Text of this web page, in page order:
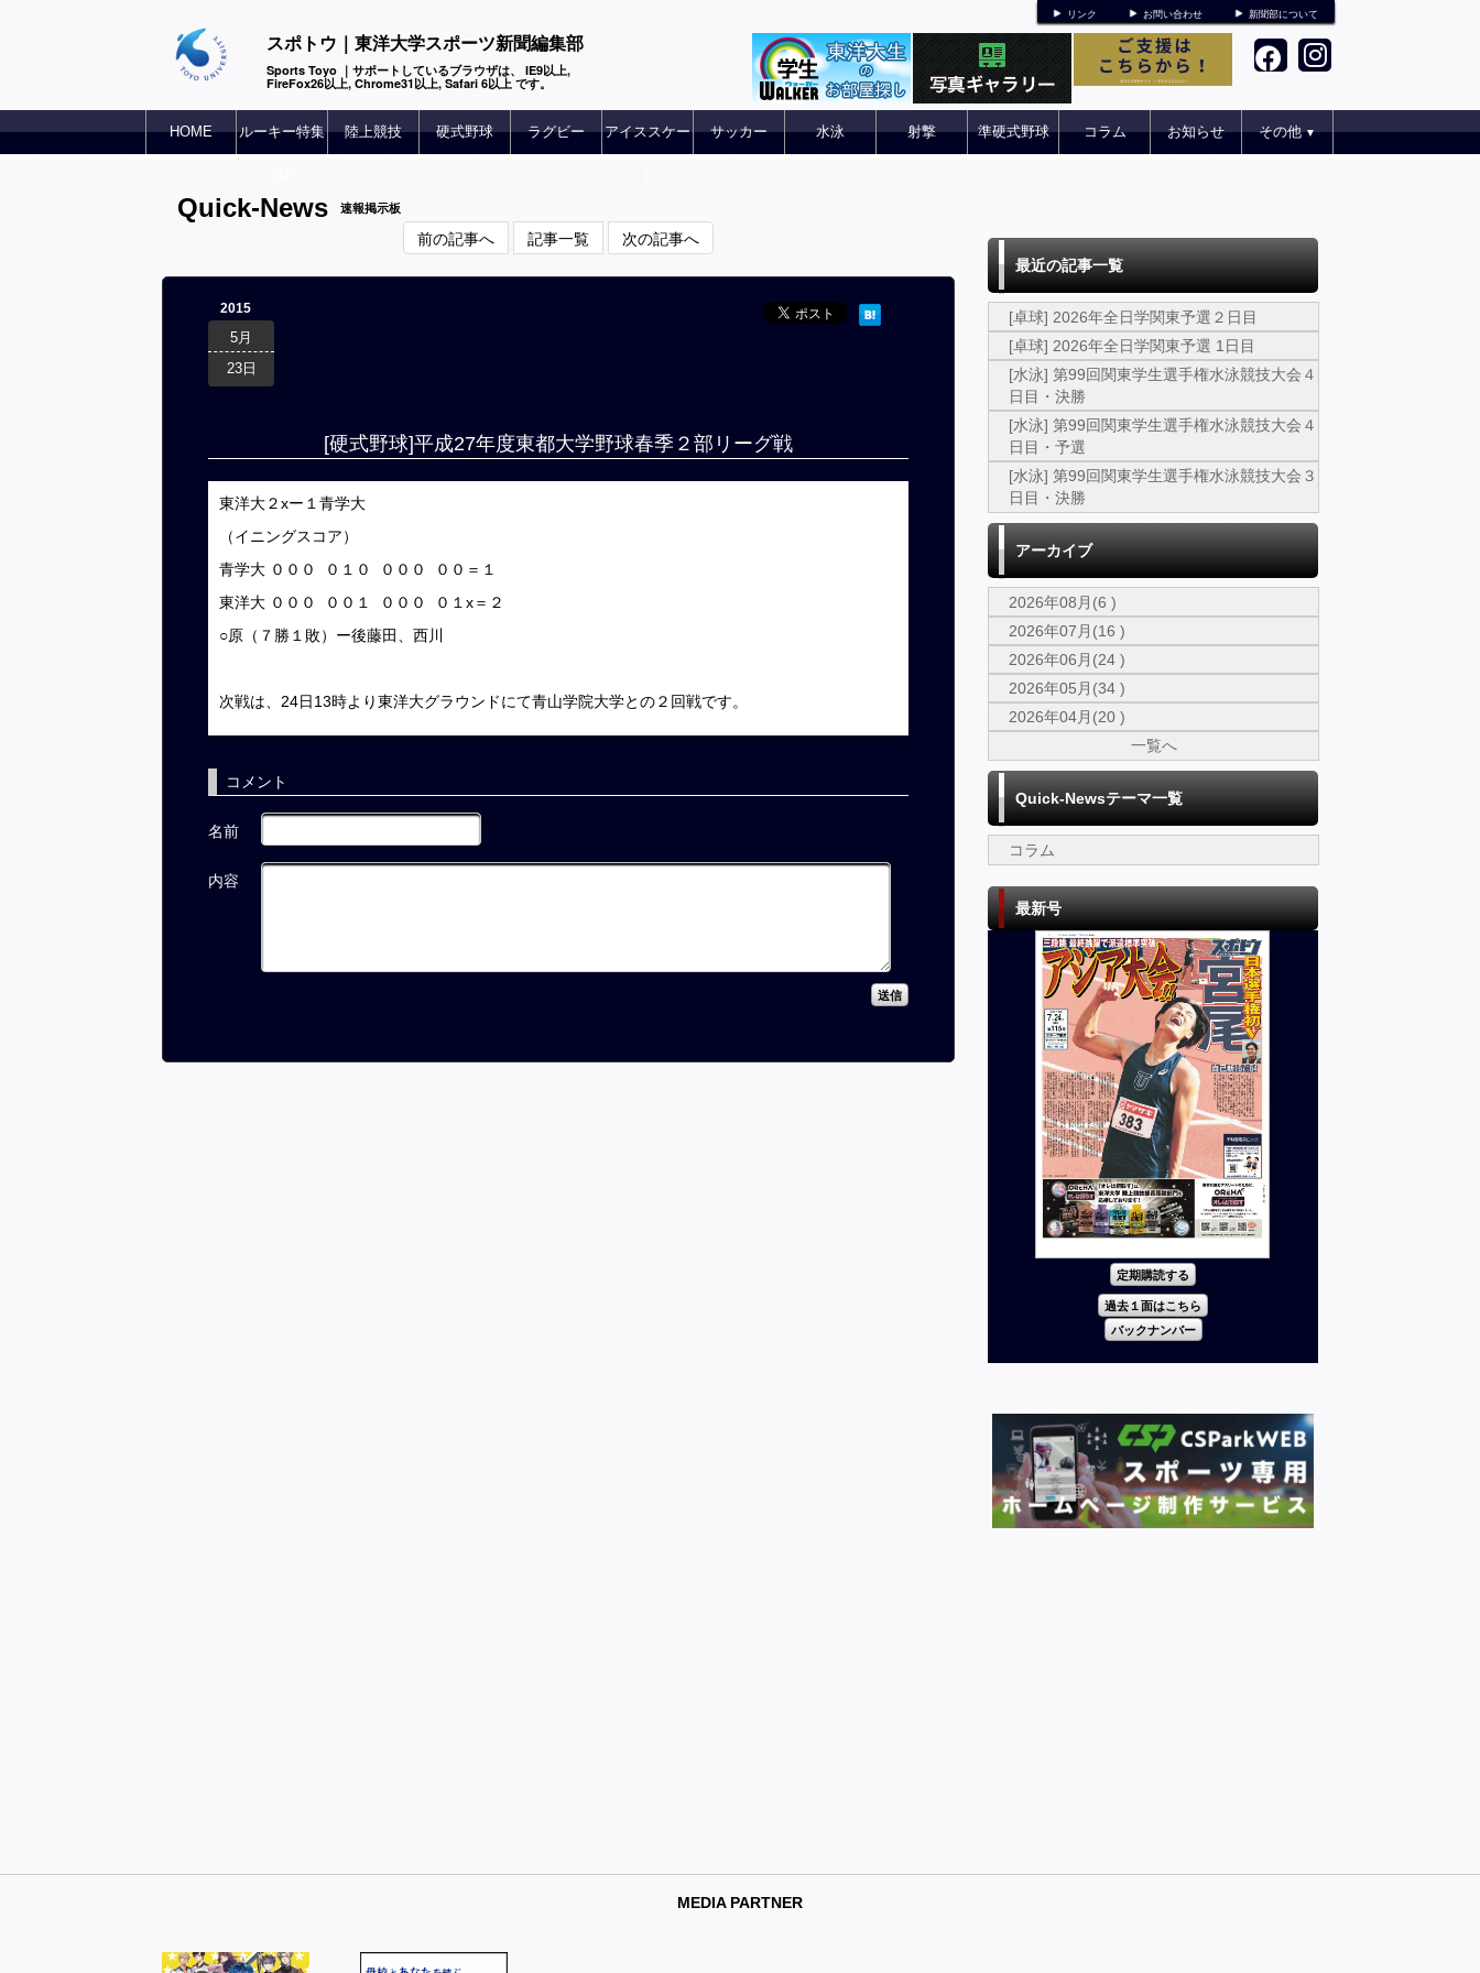
リンク お問い合わせ 新聞部について
スポトウ｜東洋大学スポーツ新聞編集部
Sports Toyo ｜サポートしているブラウザは、 IE9以上,
FireFox26以上, Chrome31以上, Safari 6以上 です。
HOME ルーキー特集 陸上競技 硬式野球 ラグビー アイススケー サッカー 水泳 射撃 準硬式野球 コラム お知らせ その他▼
Quick-News 速報掲示板
前の記事へ 記事一覧 次の記事へ
2015
5月
23日
[硬式野球]平成27年度東都大学野球春季２部リーグ戦
東洋大２xー１青学大
（イニングスコア）
青学大 ０００ ０１０ ０００ ００＝１
東洋大 ０００ ００１ ０００ ０１x＝２
○原（７勝１敗）ー後藤田、西川
次戦は、24日13時より東洋大グラウンドにて青山学院大学との２回戦です。
コメント
名前
内容
最近の記事一覧
[卓球] 2026年全日学関東予選２日目
[卓球] 2026年全日学関東予選 1日目
[水泳] 第99回関東学生選手権水泳競技大会４
日目・決勝
[水泳] 第99回関東学生選手権水泳競技大会４
日目・予選
[水泳] 第99回関東学生選手権水泳競技大会３
日目・決勝
アーカイブ
2026年08月(6 )
2026年07月(16 )
2026年06月(24 )
2026年05月(34 )
2026年04月(20 )
一覧へ
Quick-Newsテーマ一覧
コラム
最新号
定期購読する
過去１面はこちら
バックナンバー
MEDIA PARTNER